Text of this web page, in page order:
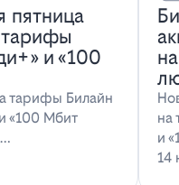
пятница
тарифы
и «100
тарифы Билайн
«100 Мбит
на
и
14